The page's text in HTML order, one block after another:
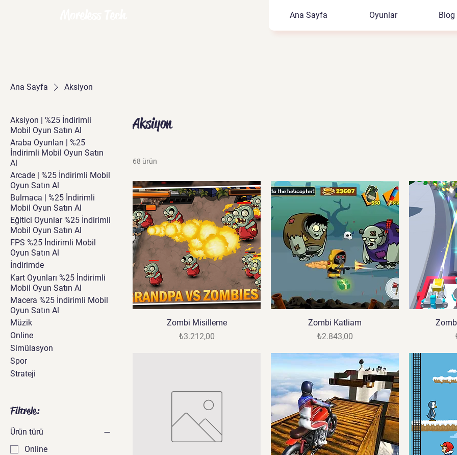
Ana Sayfa Oyunlar Blog
Ana Sayfa Aksiyon
Aksiyon | %25 İndirimli
Mobil Oyun Satın Al
Araba Oyunları | %25
İndirimli Mobil Oyun Satın
Al
Arcade | %25 İndirimli Mobil
Oyun Satın Al
Bulmaca | %25 İndirimli
Mobil Oyun Satın Al
Eğitici Oyunlar %25 İndirimli
Mobil Oyun Satın Al
FPS %25 İndirimli Mobil
Oyun Satın Al
İndirimde
Kart Oyunları %25 İndirimli
Mobil Oyun Satın Al
Macera %25 İndirimli Mobil
Oyun Satın Al
Müzik
Online
Simülasyon
Spor
Strateji
Filtrele:
Ürün türü
Online
Aksiyon
68 ürün
Zombi Misilleme
Fiyat
₺3.212,00
Zombi Katliam
Fiyat
₺2.843,00